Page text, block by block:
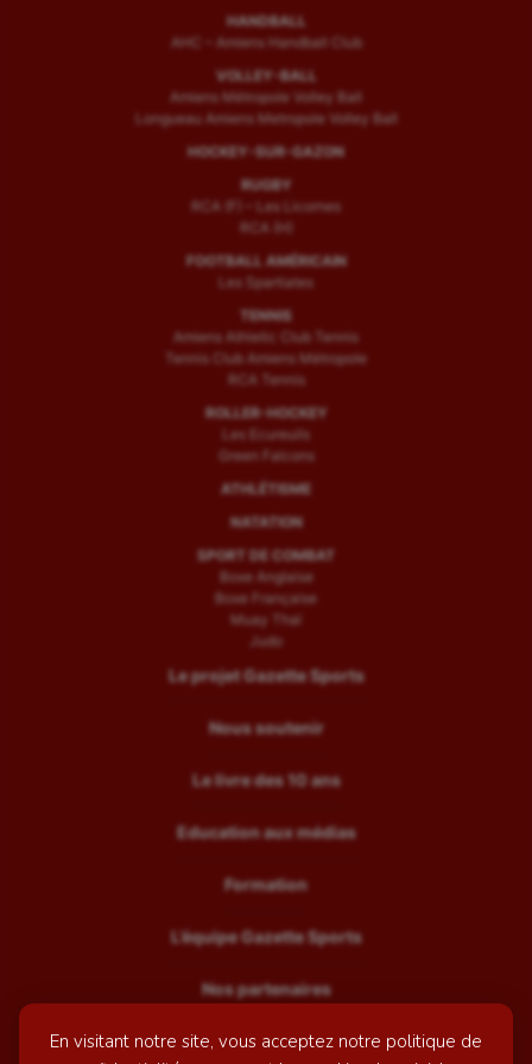
En visitant notre site, vous acceptez notre politique de
Sport handicap
Sport santé
Sport-entreprise
Sport-santé
Ultimate frisbee
HANDBALL
AHC – Amiens Handball Club
VOLLEY-BALL
Amiens Métropole Volley Ball
Longueau Amiens Metropole Volley Ball
HOCKEY-SUR-GAZON
RUGBY
RCA (F) – Les Licornes
RCA (H)
FOOTBALL AMÉRICAIN
Les Spartiates
TENNIS
Amiens Athletic Club Tennis
Tennis Club Amiens Métropole
RCA Tennis
ROLLER-HOCKEY
Les Ecureuils
Green Falcons
ATHLÉTISME
NATATION
SPORT DE COMBAT
Boxe Anglaise
Boxe Française
Muay Thaï
Judo
Le projet Gazette Sports
Nous soutenir
Le livre des 10 ans
Education aux médias
Formation
L’équipe Gazette Sports
Nos partenaires
Recrutement